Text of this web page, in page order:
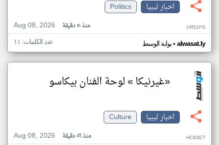
اخبار ليبيا
Politics
Aug 08, 2026
منذ ٥٠ دقيقة XR51FS
بوابة الوسط• alwasat.ly عدد الكلمات: ١١
«غيرنيكا » لوحة الفنان بيكاسو
اخبار ليبيا
Culture
Aug 08, 2026
منذ ٥٦ دقيقة HC84ET